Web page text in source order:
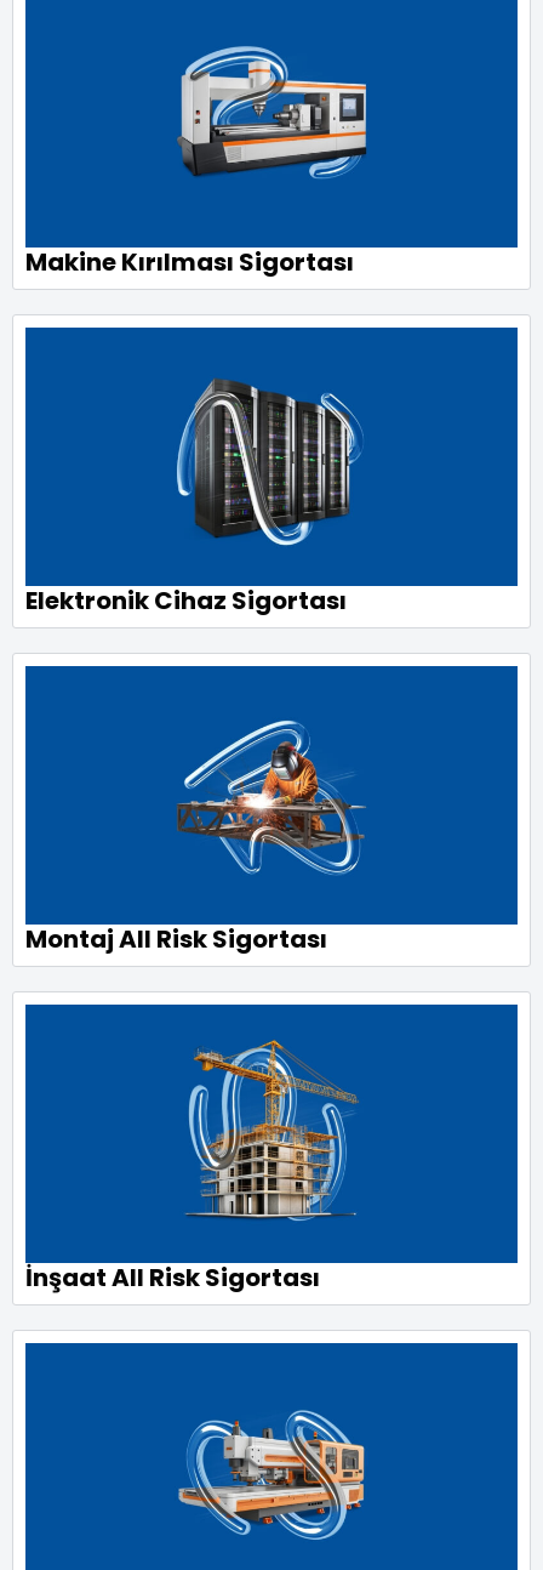
Makine Kırılması Sigortası
Elektronik Cihaz Sigortası
Montaj All Risk Sigortası
İnşaat All Risk Sigortası